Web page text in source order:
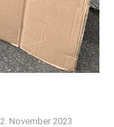
2. November 2023